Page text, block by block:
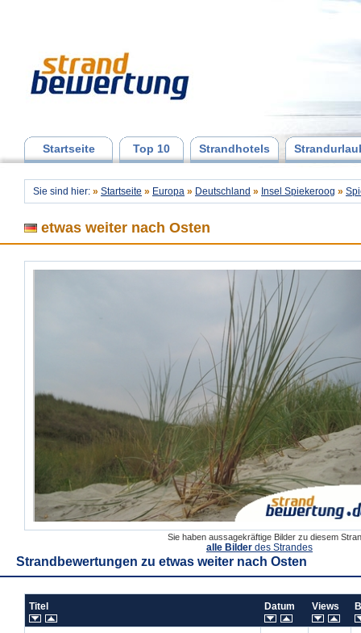
Startseite Top 10 Strandhotels
Sie sind hier: » Startseite » Europa » Deutschland » Insel Spiekeroog »
etwas weiter nach Osten
Sie haben aussagekräftige Bilder zu diesem
alle Bilder des Strandes
Strandbewertungen zu etwas weiter nach Osten
Titel Datum Views